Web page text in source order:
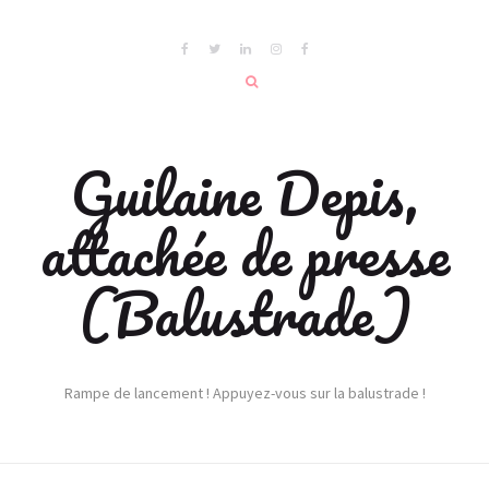
Guilaine Depis,
attachée de presse
(Balustrade)
Rampe de lancement ! Appuyez-vous sur la balustrade !